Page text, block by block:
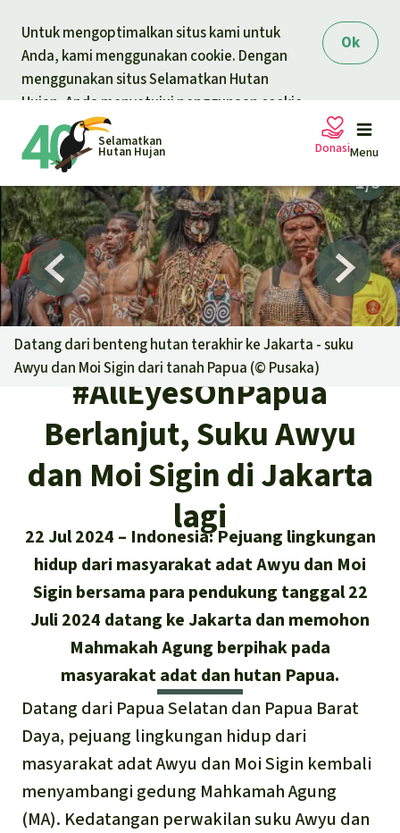
Ok
Untuk mengoptimalkan situs kami untuk
Anda, kami menggunakan cookie. Dengan
menggunakan situs Selamatkan Hutan
Hujan, Anda menyetujui penggunaan cookie.
Selamatkan
Hutan Hujan Menu
Petisi
Proyek
Topik
Topik kami
Biodiversitas
Pertambangan
Hutan Hujan
Kawasan lindung
Mobil listrik
Hak-hak Alam
Biodiesel
Minyak Sawit
Berita
Sukses dan Berita demi Hutan
Hujan
Updates
Sukses
Cari
Indonesia
Deutsch
English
Español
Français
Italiano
Português
Donasi
Donasi umum
Donasi untuk tema
Pelindungan hewan
Hutan hujan
Pembela hutan hujan
Donasi untuk wilayah
Asia Tenggara
Afrika
Amerika Latin
Datang dari benteng hutan terakhir ke Jakarta - suku
Awyu dan Moi Sigin dari tanah Papua (© Pusaka)
#AllEyesOnPapua
Berlanjut, Suku Awyu
dan Moi Sigin di Jakarta
lagi
22 Jul 2024
Indonesia: Pejuang lingkungan
hidup dari masyarakat adat Awyu dan Moi
Sigin bersama para pendukung tanggal 22
Juli 2024 datang ke Jakarta dan memohon
Mahmakah Agung berpihak pada
masyarakat adat dan hutan Papua.
Datang dari Papua Selatan dan Papua Barat
Daya, pejuang lingkungan hidup dari
masyarakat adat Awyu dan Moi Sigin kembali
menyambangi gedung Mahkamah Agung
(MA). Kedatangan perwakilan suku Awyu dan